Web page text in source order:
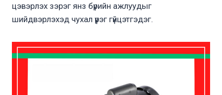
цэвэрлэх зэрэг янз бүрийн ажлуудыг
шийдвэрлэхэд чухал үүрэг гүйцэтгэдэг.